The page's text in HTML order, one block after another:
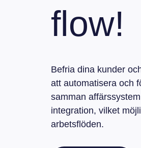
flow!
Befria dina kunder
att automatisera och
samman
integration, vilket
arbetsflöden.